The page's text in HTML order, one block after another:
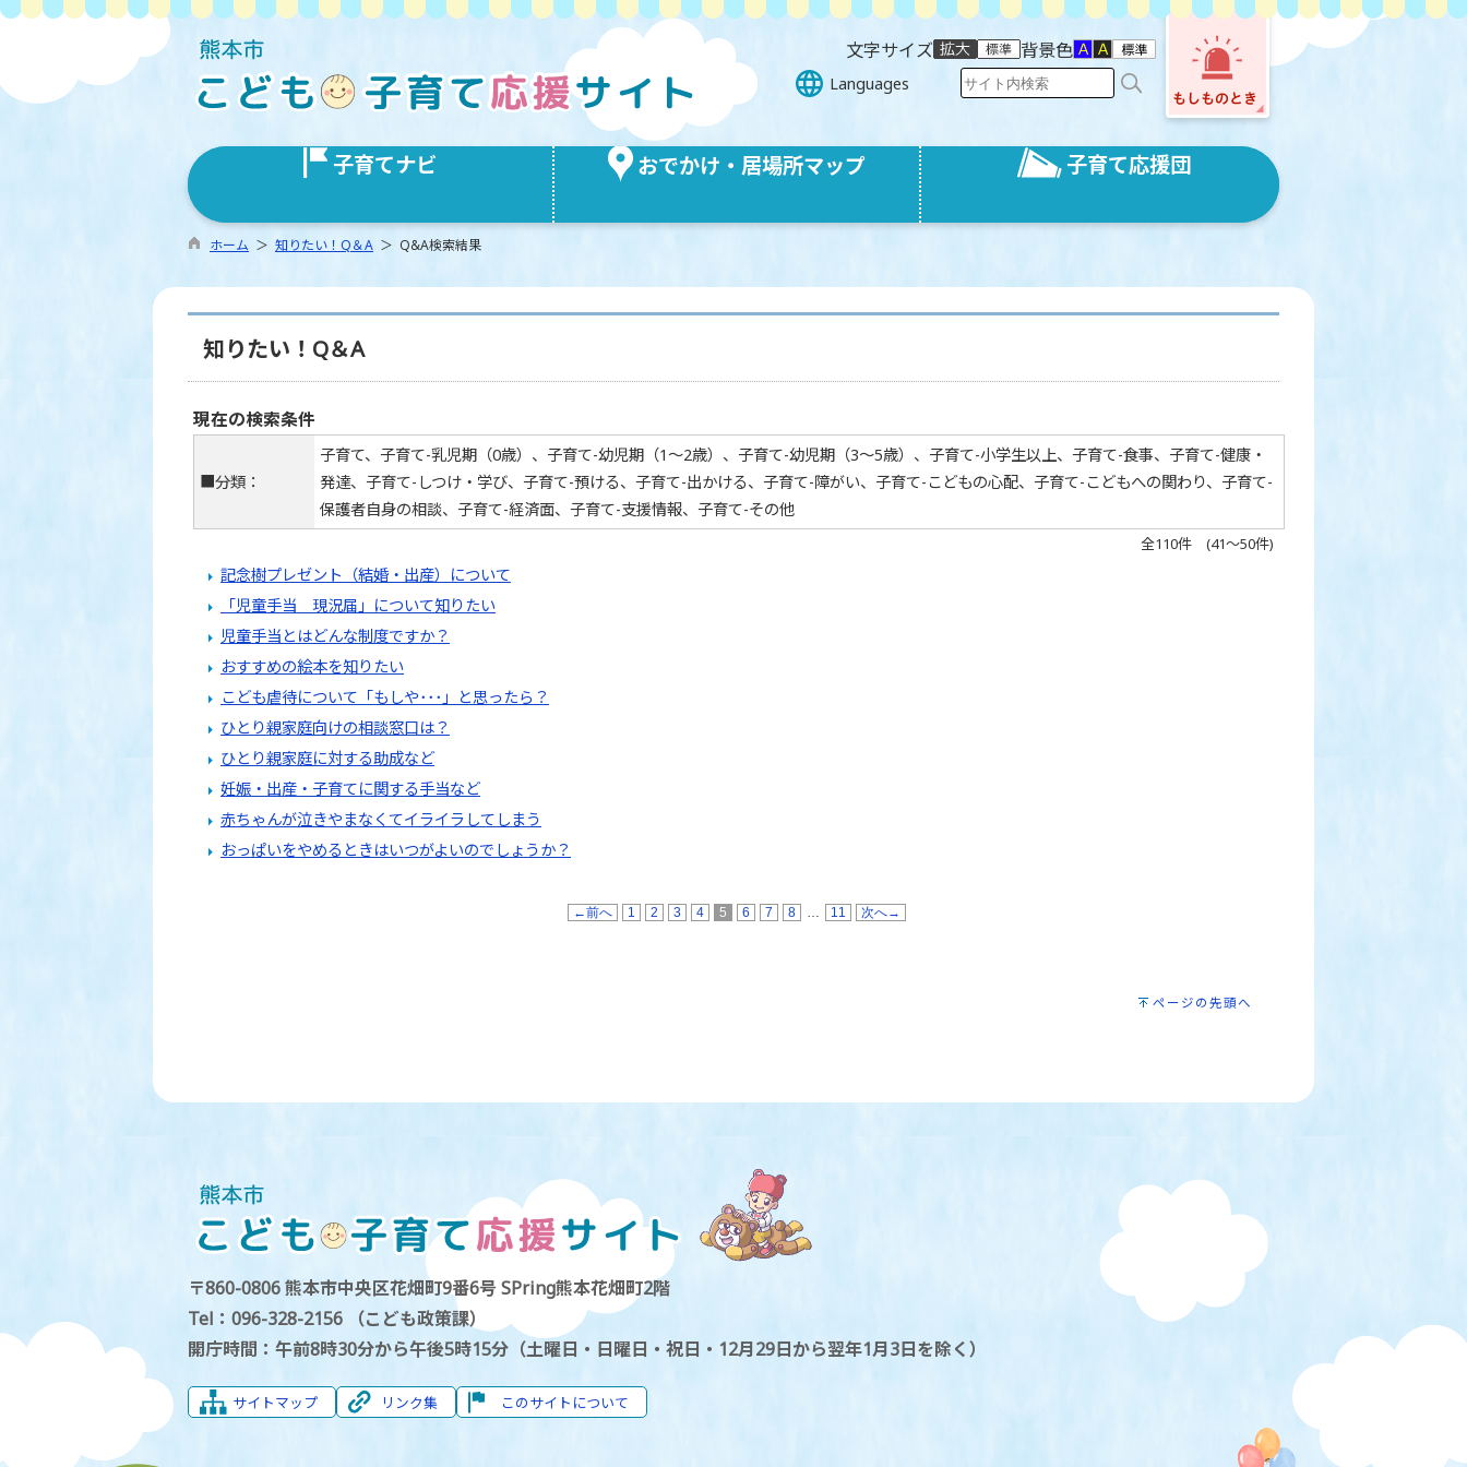
文字サイズ 背景色
Languages
子育てナビ おでかけ・居場所マップ 子育て応援団
ホーム ＞ 知りたい！Q＆A ＞ Q&A検索結果
知りたい！Q＆A
現在の検索条件
■分類：
子育て、子育て-乳児期（0歳）、子育て-幼児期（1～2歳）、子育て-幼児期（3～5歳）、子育て-小学生以上、子育て-食事、子育て-健康・
発達、子育て-しつけ・学び、子育て-預ける、子育て-出かける、子育て-障がい、子育て-こどもの心配、子育て-こどもへの関わり、子育て-
保護者自身の相談、子育て-経済面、子育て-支援情報、子育て-その他
全110件 (41～50件)
記念樹プレゼント（結婚・出産）について
「児童手当 現況届」について知りたい
児童手当とはどんな制度ですか？
おすすめの絵本を知りたい
こども虐待について「もしや･･･」と思ったら？
ひとり親家庭向けの相談窓口は？
ひとり親家庭に対する助成など
妊娠・出産・子育てに関する手当など
赤ちゃんが泣きやまなくてイライラしてしまう
おっぱいをやめるときはいつがよいのでしょうか？
←前へ 1 2 3 4 5 6 7 8 11 次へ→
ページの先頭へ
〒860-0806 熊本市中央区花畑町9番6号 SPring熊本花畑町2階
Tel：096-328-2156 （こども政策課）
開庁時間：午前8時30分から午後5時15分（土曜日・日曜日・祝日・12月29日から翌年1月3日を除く）
サイトマップ リンク集 このサイトについて